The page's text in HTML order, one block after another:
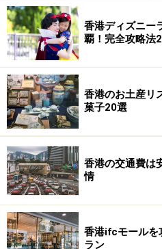
ません。
●それではどういう条件で雇わ
実際は、家政婦さん紹介業
で、この辺は業者任せに書
です。
でも、実際家政婦さんたち
されているのでしょうか？次
てみます。
※記事内容は執筆時点のものです
い。
香港ディズニー
覇！完全攻略法
香港のお土産リ
菓子20選
香港の交通費は
情
香港ifcモールを
ラン